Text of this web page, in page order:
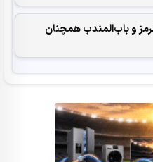
و باب‌المندب همچنان